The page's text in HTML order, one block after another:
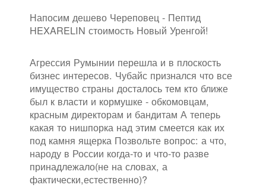
Напосим дешево Череповец - Пептид
HEXARELIN стоимость Новый Уренгой!
Агрессия Румынии перешла и в плоскость
бизнес интересов. Чубайс признался что все
имущество страны досталось тем кто ближе
был к власти и кормушке - обкомовцам,
красным директорам и бандитам А теперь
какая то нишпорка над этим смеется как их
под камня ящерка Позвольте вопрос: а что,
народу в России когда-то и что-то разве
принадлежало(не на словах, а
фактически,естественно)?